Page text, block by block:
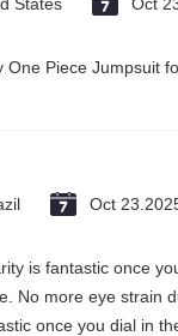
One Piece Jumpsuit
Oct
is fantastic once
No more eye strain
once you dial in